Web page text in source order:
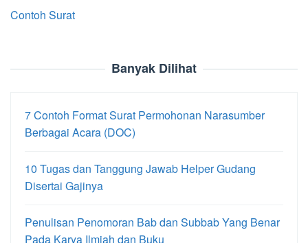
Contoh Surat
Banyak Dilihat
7 Contoh Format Surat Permohonan Narasumber
Berbagai Acara (DOC)
10 Tugas dan Tanggung Jawab Helper Gudang
Disertai Gajinya
Penulisan Penomoran Bab dan Subbab Yang Benar
Pada Karya Ilmiah dan Buku